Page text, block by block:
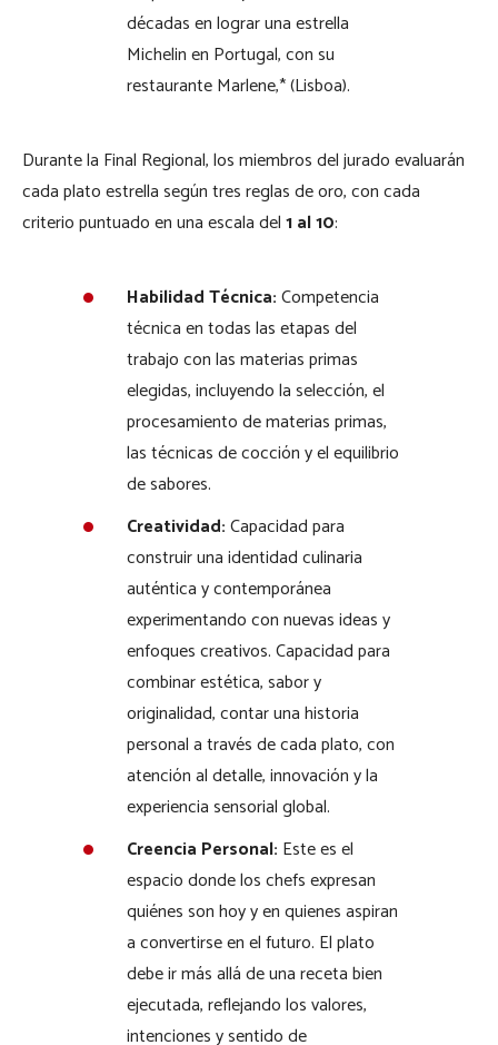
décadas en lograr una estrella
Michelin en Portugal, con su
restaurante Marlene,* (Lisboa).
Durante la Final Regional, los miembros del jurado evaluarán
cada plato estrella según tres reglas de oro, con cada
criterio puntuado en una escala del1 al 10:
Habilidad Técnica:Competencia
técnica en todas las etapas del
trabajo con las materias primas
elegidas, incluyendo la selección, el
procesamiento de materias primas,
las técnicas de cocción y el equilibrio
de sabores.
Creatividad:Capacidad para
construir una identidad culinaria
auténtica y contemporánea
experimentando con nuevas ideas y
enfoques creativos. Capacidad para
combinar estética, sabor y
originalidad, contar una historia
personal a través de cada plato, con
atención al detalle, innovación y la
experiencia sensorial global.
Creencia Personal: Este es el
espacio donde los chefs expresan
quiénes son hoy y en quienes aspiran
a convertirse en el futuro. El plato
debe ir más allá de una receta bien
ejecutada, reflejando los valores,
intenciones y sentido de